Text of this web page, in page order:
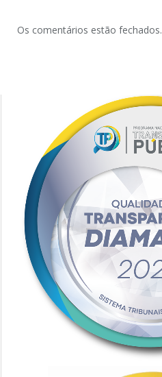
Os comentários estão fechados.